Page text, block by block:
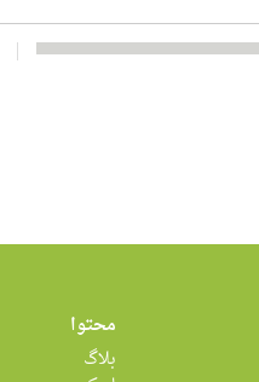
محتوا
بلاگ